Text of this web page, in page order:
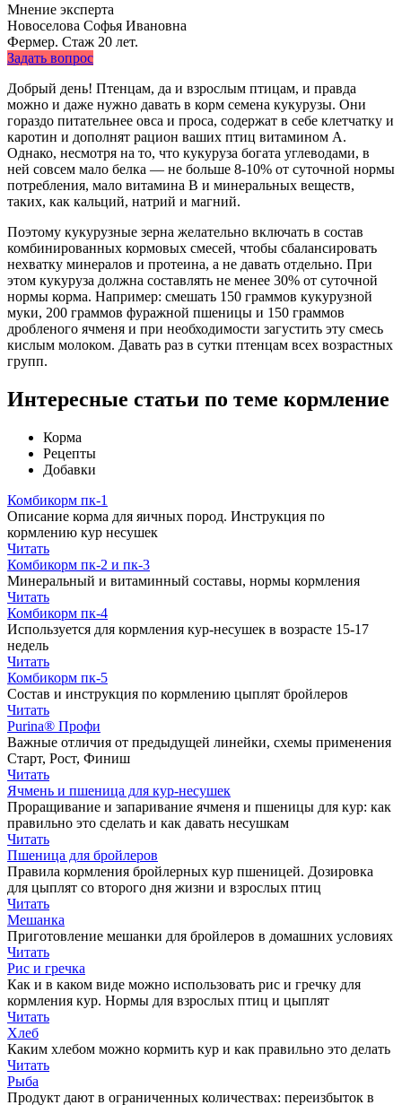
Мнение эксперта
Новоселова Софья Ивановна
Фермер. Стаж 20 лет.
Задать вопрос
Добрый день! Птенцам, да и взрослым птицам, и правда
можно и даже нужно давать в корм семена кукурузы. Они
гораздо питательнее овса и проса, содержат в себе клетчатку и
каротин и дополнят рацион ваших птиц витамином A.
Однако, несмотря на то, что кукуруза богата углеводами, в
ней совсем мало белка — не больше 8-10% от суточной нормы
потребления, мало витамина B и минеральных веществ,
таких, как кальций, натрий и магний.
Поэтому кукурузные зерна желательно включать в состав
комбинированных кормовых смесей, чтобы сбалансировать
нехватку минералов и протеина, а не давать отдельно. При
этом кукуруза должна составлять не менее 30% от суточной
нормы корма. Например: смешать 150 граммов кукурузной
муки, 200 граммов фуражной пшеницы и 150 граммов
дробленого ячменя и при необходимости загустить эту смесь
кислым молоком. Давать раз в сутки птенцам всех возрастных
групп.
Интересные статьи по теме кормление
Корма
Рецепты
Добавки
Комбикорм пк-1
Описание корма для яичных пород. Инструкция по
кормлению кур несушек
Читать
Комбикорм пк-2 и пк-3
Минеральный и витаминный составы, нормы кормления
Читать
Комбикорм пк-4
Используется для кормления кур-несушек в возрасте 15-17
недель
Читать
Комбикорм пк-5
Состав и инструкция по кормлению цыплят бройлеров
Читать
Purina® Профи
Важные отличия от предыдущей линейки, схемы применения
Старт, Рост, Финиш
Читать
Ячмень и пшеница для кур-несушек
Проращивание и запаривание ячменя и пшеницы для кур: как
правильно это сделать и как давать несушкам
Читать
Пшеница для бройлеров
Правила кормления бройлерных кур пшеницей. Дозировка
для цыплят со второго дня жизни и взрослых птиц
Читать
Мешанка
Приготовление мешанки для бройлеров в домашних условиях
Читать
Рис и гречка
Как и в каком виде можно использовать рис и гречку для
кормления кур. Нормы для взрослых птиц и цыплят
Читать
Хлеб
Каким хлебом можно кормить кур и как правильно это делать
Читать
Рыба
Продукт дают в ограниченных количествах: переизбыток в